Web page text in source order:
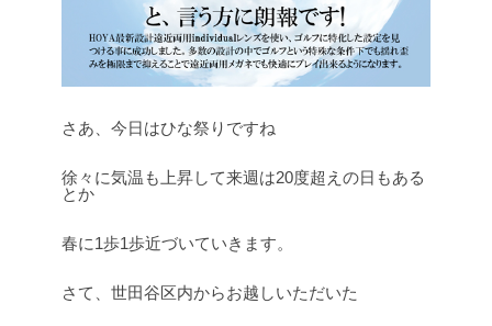
さあ、今日はひな祭りですね
徐々に気温も上昇して来週は20度超えの日もある
とか
春に1歩1歩近づいていきます。
さて、世田谷区内からお越しいただいた